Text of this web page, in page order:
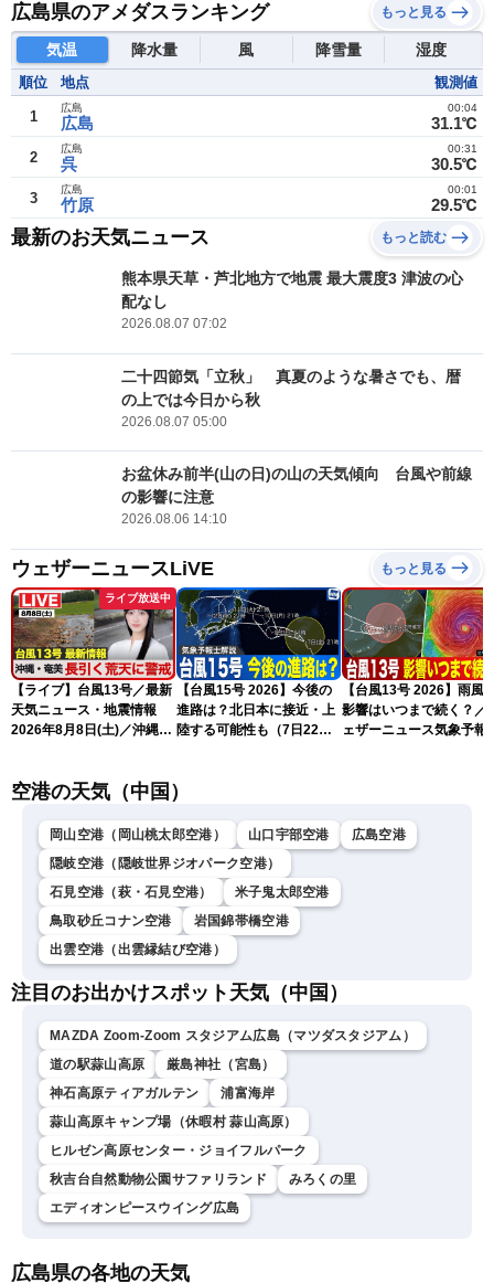
広島県のアメダスランキング もっと見る
気温 降水量 風 降雪量 湿度
順位 地点 観測値
1 広島
広島
31.1℃
00:04
2 呉
広島
30.5℃
00:31
3 竹原
広島
29.5℃
00:01
最新のお天気ニュース もっと読む
熊本県天草・芦北地方で地震 最大震度3 津波の心
配なし
2026.08.07 07:02
二十四節気「立秋」 真夏のような暑さでも、暦
の上では今日から秋
2026.08.07 05:00
お盆休み前半(山の日)の山の天気傾向 台風や前線
の影響に注意
2026.08.06 14:10
ウェザーニュースLiVE もっと見る
ライブ放送中
【ライブ】台風13号／最新
天気ニュース・地震情報
2026年8月8日(土)／沖縄・
〈ウェザーニュースLiVEモ
剛央〉
【台風15号 2026】今後の
進路は？北日本に接近・上
陸する可能性も（7日22時
【台風13号 2026】雨風
影響はいつまで続く？／
ェザーニュース気象予報
空港の天気（中国）
岡山空港（岡山桃太郎空港） 山口宇部空港
広島空港
隠岐空港（隠岐世界ジオパーク空港）
石見空港（萩・石見空港）
米子鬼太郎空港
鳥取砂丘コナン空港
岩国錦帯橋空港
出雲空港（出雲縁結び空港）
注目のお出かけスポット天気（中国）
MAZDA Zoom-Zoom スタジアム広島（マツダスタジアム）
道の駅蒜山高原
厳島神社（宮島）
神石高原ティアガルテン
浦富海岸
蒜山高原キャンプ場（休暇村 蒜山高原）
ヒルゼン高原センター・ジョイフルパーク
秋吉台自然動物公園サファリランド
みろくの里
エディオンピースウイング広島
広島県の各地の天気